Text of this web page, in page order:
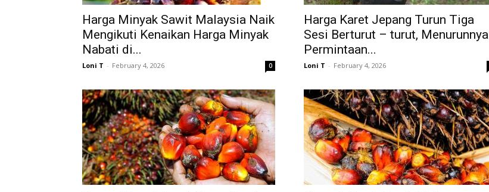
Harga Minyak Sawit Malaysia Naik
Mengikuti Kenaikan Harga Minyak
Nabati di...
Loni T - February 4, 2026 0
Harga Karet Jepang Turun Tiga
Sesi Berturut – turut, Menurunnya
Permintaan...
Loni T - February 4, 2026